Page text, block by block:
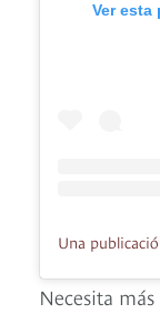
Ver esta
Necesita